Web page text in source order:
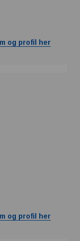
og profil her
og profil her